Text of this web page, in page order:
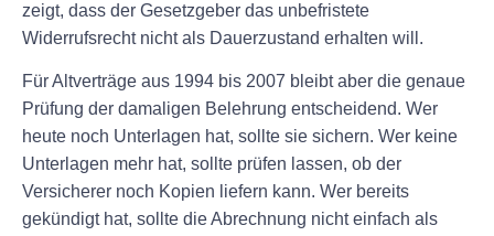
zeigt, dass der Gesetzgeber das unbefristete
Widerrufsrecht nicht als Dauerzustand erhalten will.
Für Altverträge aus 1994 bis 2007 bleibt aber die genaue
Prüfung der damaligen Belehrung entscheidend. Wer
heute noch Unterlagen hat, sollte sie sichern. Wer keine
Unterlagen mehr hat, sollte prüfen lassen, ob der
Versicherer noch Kopien liefern kann. Wer bereits
gekündigt hat, sollte die Abrechnung nicht einfach als